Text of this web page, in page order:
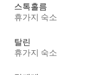
스톡홀름
휴가지 숙소
탈린
휴가지 숙소